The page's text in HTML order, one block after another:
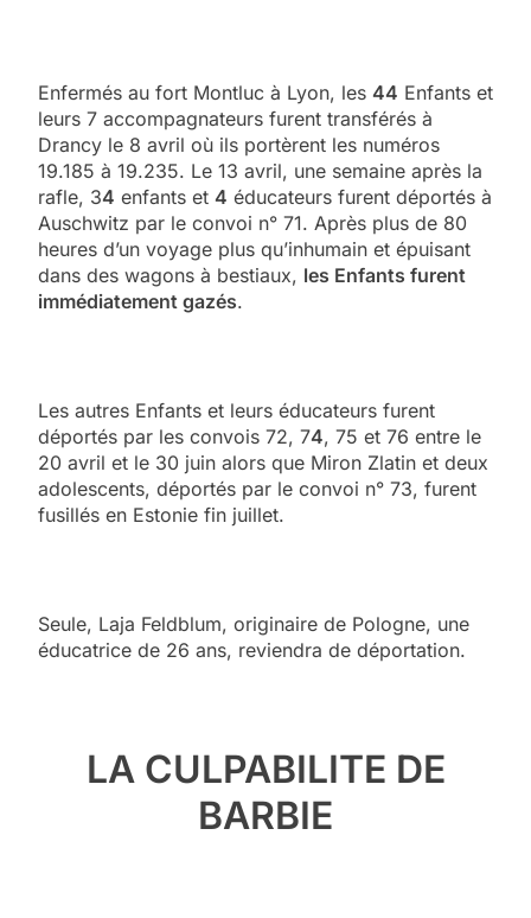
Enfermés au fort Montluc à Lyon, les 44 Enfants et
leurs 7 accompagnateurs furent transférés à
Drancy le 8 avril où ils portèrent les numéros
19.185 à 19.235. Le 13 avril, une semaine après la
rafle, 34 enfants et 4 éducateurs furent déportés à
Auschwitz par le convoi n° 71. Après plus de 80
heures d’un voyage plus qu’inhumain et épuisant
dans des wagons à bestiaux, les Enfants furent
immédiatement gazés.
Les autres Enfants et leurs éducateurs furent
déportés par les convois 72, 74, 75 et 76 entre le
20 avril et le 30 juin alors que Miron Zlatin et deux
adolescents, déportés par le convoi n° 73, furent
fusillés en Estonie fin juillet.
Seule, Laja Feldblum, originaire de Pologne, une
éducatrice de 26 ans, reviendra de déportation.
LA CULPABILITE DE
BARBIE